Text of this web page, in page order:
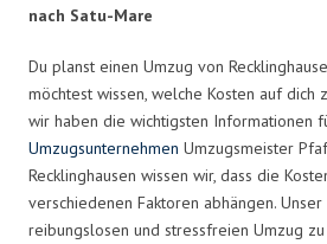
nach Satu-Mare
Du planst einen Umzug von
möchtest wissen, welche Kosten auf dich
wir haben die wichtigsten Informationen
Umzugsunternehmen Umzugsmeister
Recklinghausen wissen wir, dass die
verschiedenen Faktoren abhängen.
reibungslosen und stressfreien Umzug